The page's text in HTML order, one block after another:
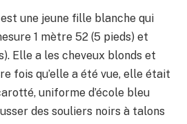
une jeune fille blanche qui
1 mètre 52 (5 pieds) et
Elle a les cheveux blonds et
fois qu’elle a été vue, elle était
uniforme d’école bleu
des souliers noirs à talons